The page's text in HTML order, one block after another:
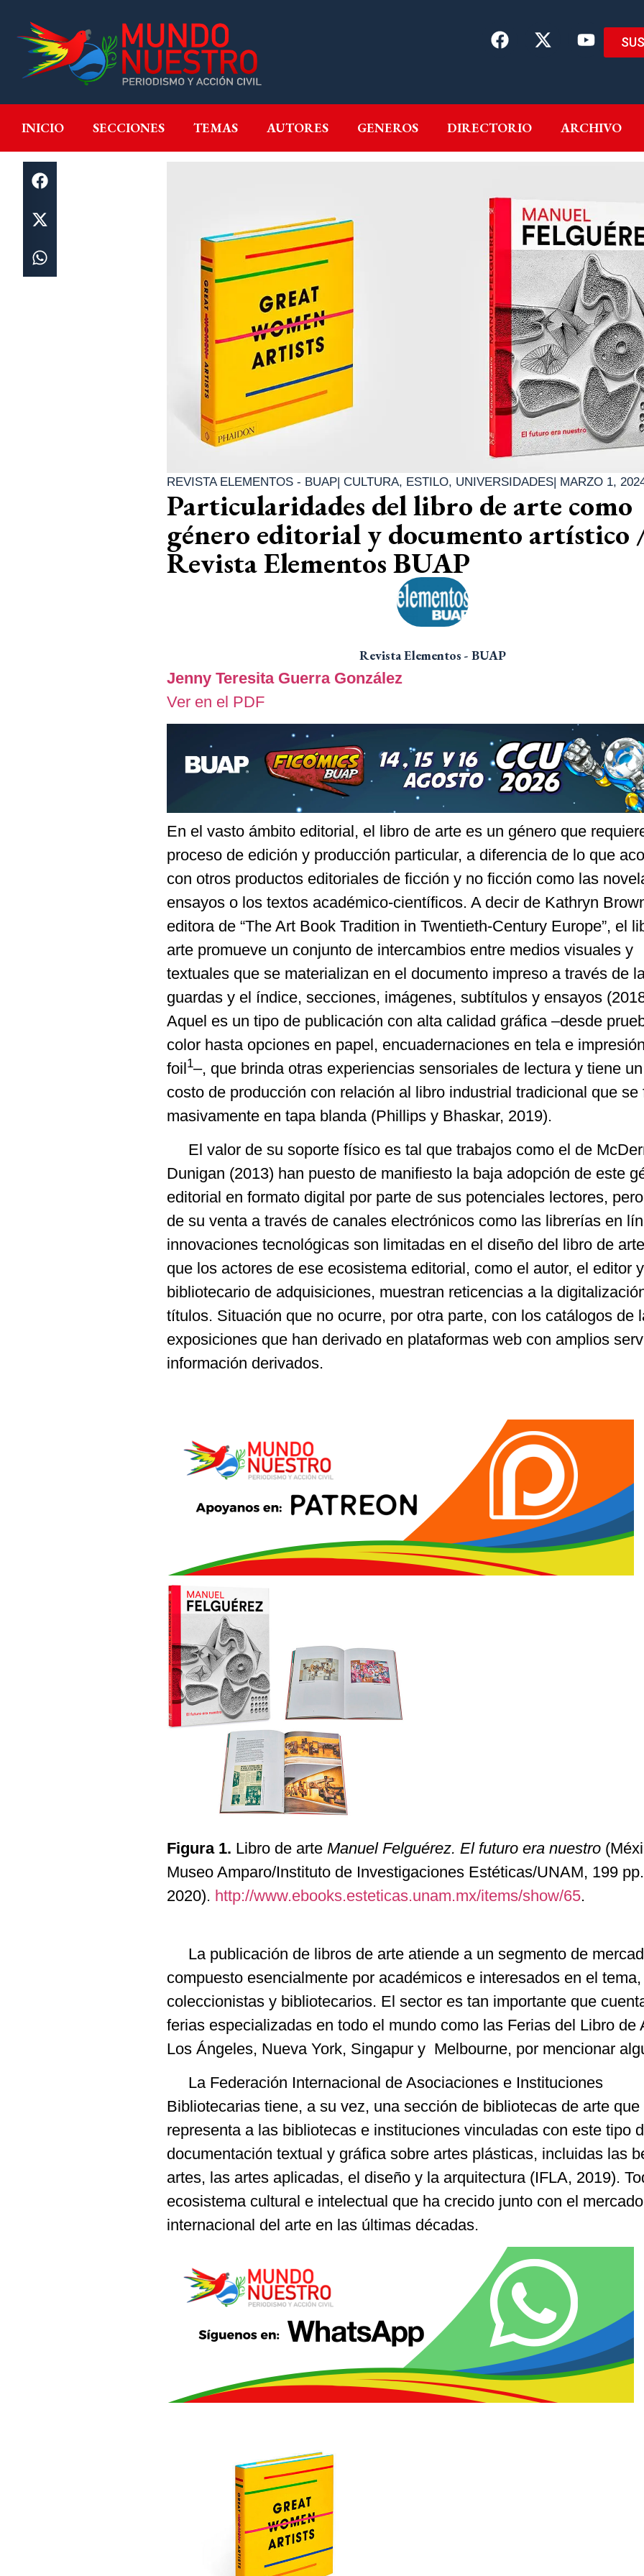
INICIO SECCIONES TEMAS AUTORES GENEROS DIRECTORIO ARCHIVO
INICIO SECCIONES GENEROS DIRECTORIO
REVISTA ELEMENTOS - BUAP| CULTURA, ESTILO, UNIVERSIDADES| MARZO 1,
Particularidades del libro de arte como
género editorial y documento artístico
Revista Elementos BUAP
Revista Elementos - BUAP
Jenny Teresita Guerra González
Ver en el PDF
En el vasto ámbito editorial, el libro de arte es un género que
proceso de edición y producción particular, a diferencia de lo que
con otros productos editoriales de ficción y no ficción como las
ensayos o los textos académico-científicos. A decir de Kathryn
editora de “The Art Book Tradition in Twentieth-Century Europe”, el
arte promueve un conjunto de intercambios entre medios visuales y
textuales que se materializan en el documento impreso a través de
guardas y el índice, secciones, imágenes, subtítulos y ensayos
Aquel es un tipo de publicación con alta calidad gráfica –desde
color hasta opciones en papel, encuadernaciones en tela e
foil1–, que brinda otras experiencias sensoriales de lectura y tiene
costo de producción con relación al libro industrial tradicional que se
masivamente en tapa blanda (Phillips y Bhaskar, 2019).
El valor de su soporte físico es tal que trabajos como el de
Dunigan (2013) han puesto de manifiesto la baja adopción de este
editorial en formato digital por parte de sus potenciales lectores,
de su venta a través de canales electrónicos como las librerías en
innovaciones tecnológicas son limitadas en el diseño del libro de
que los actores de ese ecosistema editorial, como el autor, el editor
bibliotecario de adquisiciones, muestran reticencias a la
títulos. Situación que no ocurre, por otra parte, con los catálogos de
exposiciones que han derivado en plataformas web con amplios
información derivados.
Figura 1. Libro de arte Manuel Felguérez. El futuro era nuestro
Museo Amparo/Instituto de Investigaciones Estéticas/UNAM, 199 pp.
2020). http://www.ebooks.esteticas.unam.mx/items/show/65.
La publicación de libros de arte atiende a un segmento de
compuesto esencialmente por académicos e interesados en el tema,
coleccionistas y bibliotecarios. El sector es tan importante que
ferias especializadas en todo el mundo como las Ferias del Libro de
Los Ángeles, Nueva York, Singapur y Melbourne, por mencionar
La Federación Internacional de Asociaciones e Instituciones
Bibliotecarias tiene, a su vez, una sección de bibliotecas de arte que
representa a las bibliotecas e instituciones vinculadas con este tipo
documentación textual y gráfica sobre artes plásticas, incluidas las
artes, las artes aplicadas, el diseño y la arquitectura (IFLA, 2019).
ecosistema cultural e intelectual que ha crecido junto con el mercado
internacional del arte en las últimas décadas.